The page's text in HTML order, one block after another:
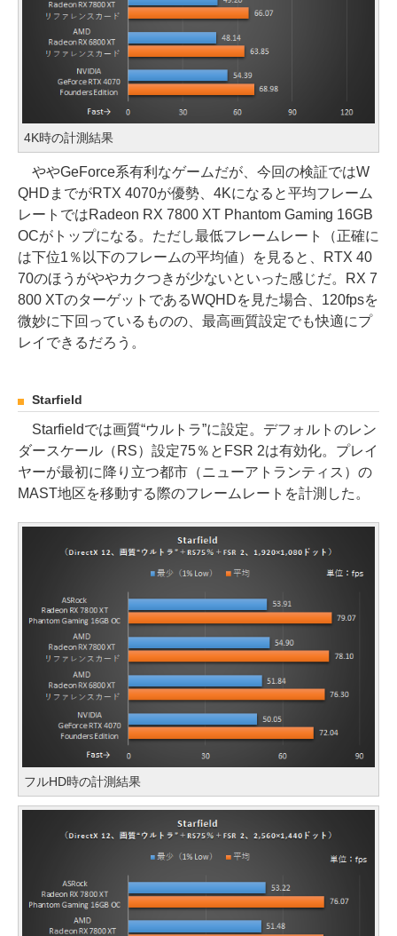
4K時の計測結果
ややGeForce系有利なゲームだが、今回の検証ではW
QHDまでがRTX 4070が優勢、4Kになると平均フレーム
レートではRadeon RX 7800 XT Phantom Gaming 16GB
OCがトップになる。ただし最低フレームレート（正確に
は下位1％以下のフレームの平均値）を見ると、RTX 40
70のほうがややカクつきが少ないといった感じだ。RX 7
800 XTのターゲットであるWQHDを見た場合、120fpsを
微妙に下回っているものの、最高画質設定でも快適にプ
レイできるだろう。
Starfield
Starfieldでは画質“ウルトラ”に設定。デフォルトのレン
ダースケール（RS）設定75％とFSR 2は有効化。プレイ
ヤーが最初に降り立つ都市（ニューアトランティス）の
MAST地区を移動する際のフレームレートを計測した。
フルHD時の計測結果